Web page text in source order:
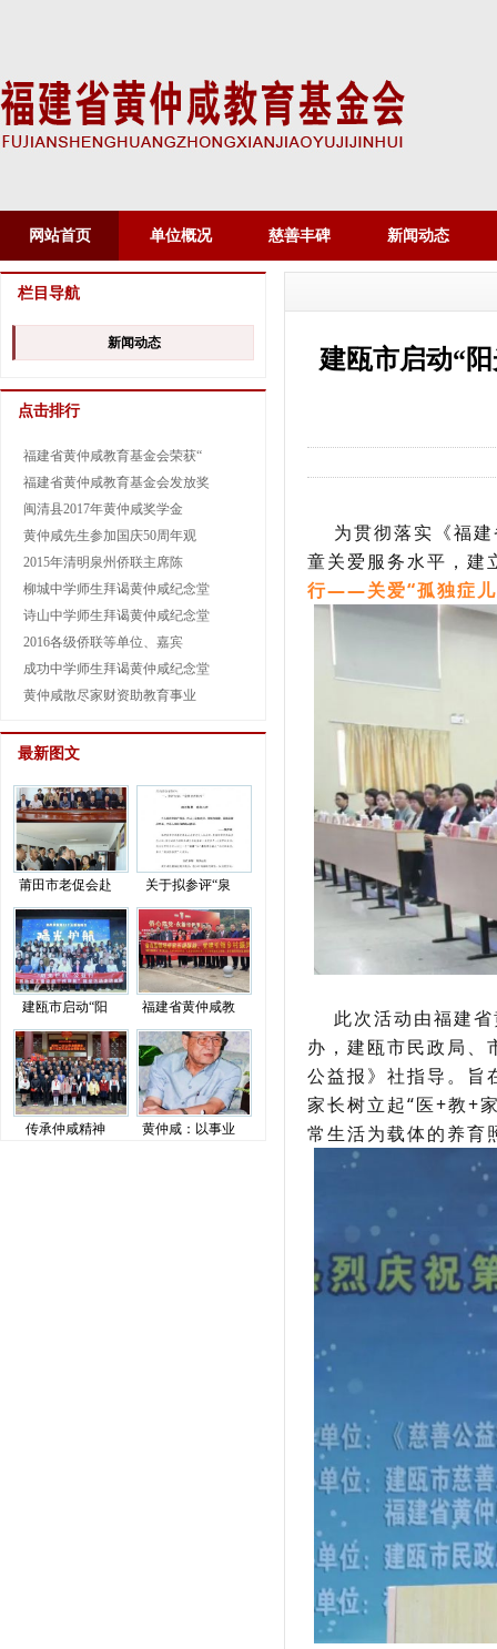
网站首页 单位概况 慈善丰碑 新闻动态
建瓯市启动“
为贯彻落实《福建
童关爱服务水平，建
行——关爱“孤独症儿
此次活动由福建省
办，建瓯市民政局、
公益报》社指导。旨
家长树立起“医+教+
常生活为载体的养育
栏目导航
新闻动态
点击排行
福建省黄仲咸教育基金会荣获“
福建省黄仲咸教育基金会发放奖
闽清县2017年黄仲咸奖学金
黄仲咸先生参加国庆50周年观
2015年清明泉州侨联主席陈
柳城中学师生拜谒黄仲咸纪念堂
诗山中学师生拜谒黄仲咸纪念堂
2016各级侨联等单位、嘉宾
成功中学师生拜谒黄仲咸纪念堂
黄仲咸散尽家财资助教育事业
最新图文
莆田市老促会赴 关于拟参评“泉
建瓯市启动“阳 福建省黄仲咸教
传承仲咸精神 黄仲咸：以事业